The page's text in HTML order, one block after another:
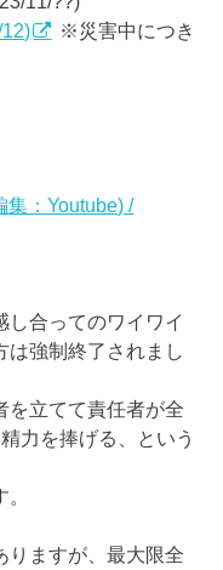
※災害中につき
集：Youtube) /
し合ってのワイワイ
は強制終了されまし
を立てて責任者が全
力を捧げる、という
りますが、最大限全